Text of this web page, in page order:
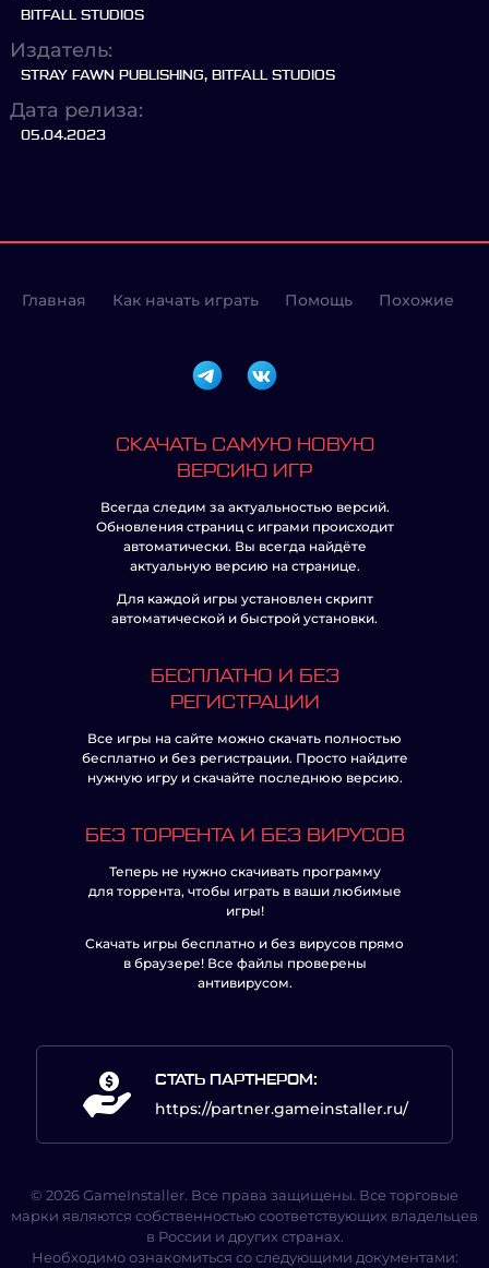
BITFALL STUDIOS
Издатель:
STRAY FAWN PUBLISHING, BITFALL STUDIOS
Дата релиза:
05.04.2023
Главная Как начать играть Помощь Похожие
СКАЧАТЬ САМУЮ НОВУЮ
ВЕРСИЮ ИГР
Всегда следим за актуальностью версий.
Обновления страниц с играми происходит
автоматически. Вы всегда найдёте
актуальную версию на странице.
Для каждой игры установлен скрипт
автоматической и быстрой установки.
БЕСПЛАТНО И БЕЗ
РЕГИСТРАЦИИ
Все игры на сайте можно скачать полностью
бесплатно и без регистрации. Просто найдите
нужную игру и скачайте последнюю версию.
БЕЗ ТОРРЕНТА И БЕЗ ВИРУСОВ
Теперь не нужно скачивать программу
для торрента, чтобы играть в ваши любимые
игры!
Скачать игры бесплатно и без вирусов прямо
в браузере! Все файлы проверены
антивирусом.
СТАТЬ ПАРТНЕРОМ:
https://partner.gameinstaller.ru/
© 2026 GameInstaller. Все права защищены. Все торговые
марки являются собственностью соответствующих владельцев
в России и других странах.
Необходимо ознакомиться со следующими документами: